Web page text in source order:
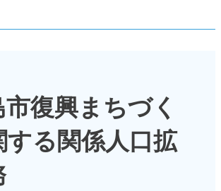
復興まちづく
する関係人口拡